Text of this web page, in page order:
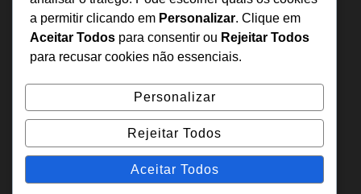
Denuncia
Política de Privacidade
Contactos
+244 957 277 922
denuncia@odecreto.com
Angola - Luanda, Viana
a permitir clicando em Personalizar. Clique em
Aceitar Todos para consentir ou Rejeitar Todos
para recusar cookies não essenciais.
Personalizar
Rejeitar Todos
Aceitar Todos